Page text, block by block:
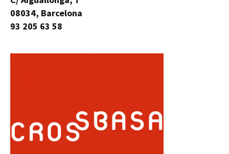
08034, Barcelona
93 205 63 58